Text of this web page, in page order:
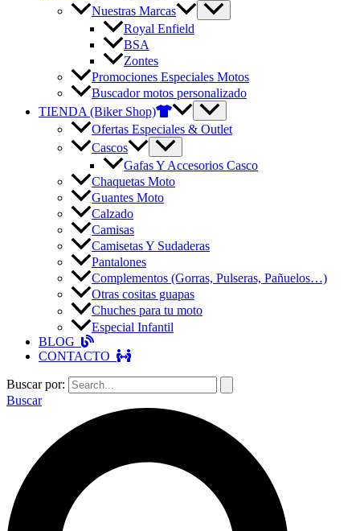
Nuestras Marcas
Royal Enfield
BSA
Zontes
Promociones Especiales Motos
Buscador motos personalizado
TIENDA (Biker Shop)
Ofertas Especiales & Outlet
Cascos
Gafas Y Accesorios Casco
Chaquetas Moto
Guantes Moto
Calzado
Camisas
Camisetas Y Sudaderas
Pantalones
Complementos (Gorras, Pulseras, Pañuelos…)
Otras cositas guapas
Chuches para tu moto
Especial Infantil
BLOG
CONTACTO
Buscar por:
Buscar